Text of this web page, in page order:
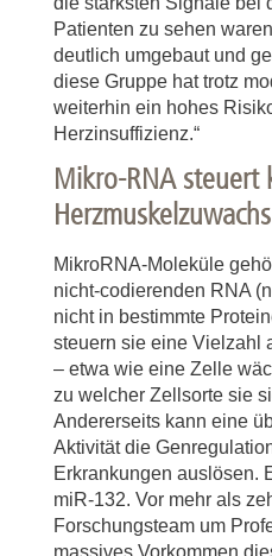
Patienten zu sehen
deutlich umgebaut und
diese Gruppe hat trotz
weiterhin ein hohes
Herzinsuffizienz.“
Mikro-RNA steuert
Herzmuskelzuwachs
MikroRNA-Moleküle
nicht-codierenden RNA
nicht in bestimmte
steuern sie eine Vielzahl
– etwa wie eine Zelle
zu welcher Zellsorte sie
Andererseits kann eine
Aktivität die
Erkrankungen auslösen.
miR-132. Vor mehr als
Forschungsteam um
massives Vorkommen